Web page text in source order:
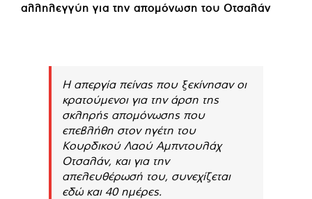
αλληλεγγύη για την απομόνωση του Οτσαλάν
Η απεργία πείνας που ξεκίνησαν οι
κρατούμενοι για την άρση της
σκληρής απομόνωσης που
επεβλήθη στον ηγέτη του
Κουρδικού Λαού Αμπντουλάχ
Οτσαλάν, και για την
απελευθέρωσή του, συνεχίζεται
εδώ και 40 ημέρες.